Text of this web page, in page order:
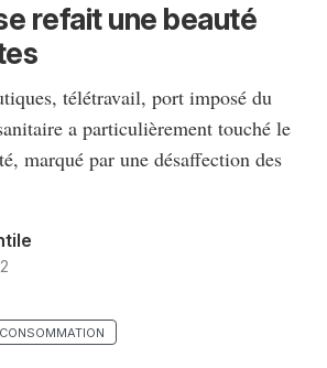
refait une beauté
télétravail, port imposé du
a particulièrement touché le
marqué par une désaffection des
CONSOMMATION